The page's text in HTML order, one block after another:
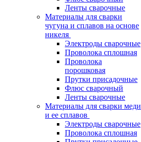
Ленты сварочные
Материалы для сварки
чугуна и сплавов на основе
никеля
Электроды сварочные
Проволока сплошная
Проволока
порошковая
Прутки присадочные
Флюс сварочный
Ленты сварочные
Материалы для сварки меди
и ее сплавов
Электроды сварочные
Проволока сплошная